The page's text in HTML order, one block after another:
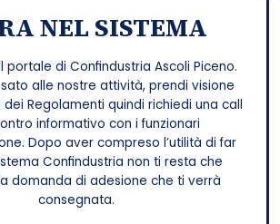
NEL SISTEMA
portale di Confindustria Ascoli Piceno.
alle nostre attività, prendi visione
Regolamenti quindi richiedi una call
informativo con i funzionari
Dopo aver compreso l’utilità di far
Confindustria non ti resta che
domanda di adesione che ti verrà
consegnata.